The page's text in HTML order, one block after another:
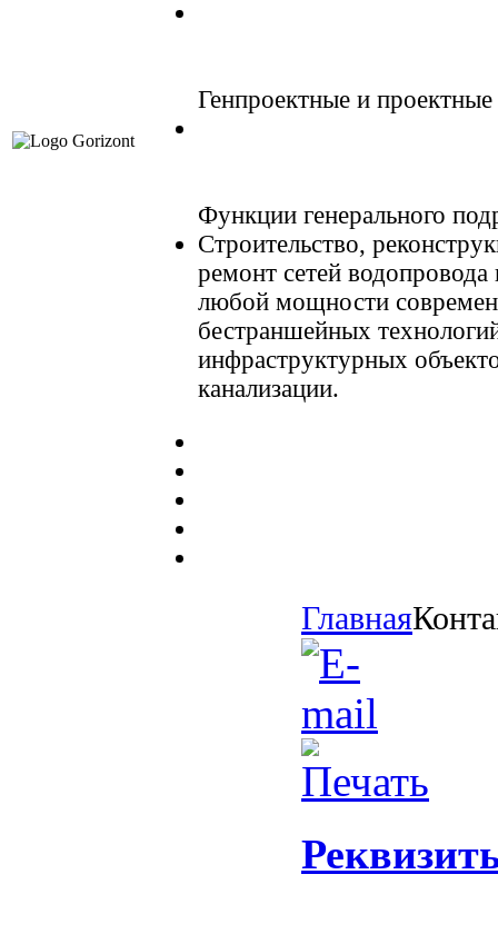
Генпроектные и
Функции генерального
Строительство,
ремонт сетей водопровода
любой мощности
бестраншейных
инфраструктурных
канализации.
Главная